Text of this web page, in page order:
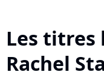
Les titres
Rachel